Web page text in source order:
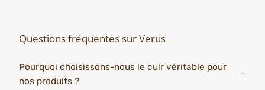
Questions fréquentes sur Verus
Pourquoi choisissons-nous le cuir véritable pour
nos produits ?